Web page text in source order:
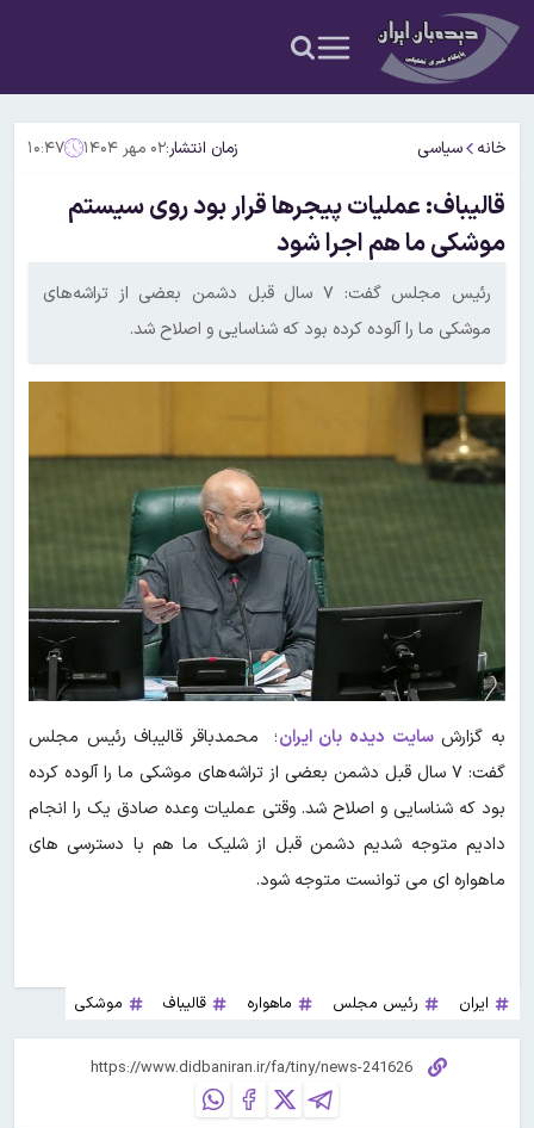
خانه سیاسی زمان انتشار:۰۲ مهر ۱۴۰۴ ۱۰:۴۷
قالیباف: عملیات پیجرها قرار بود روی سیستم
موشکی ما هم اجرا شود
رئیس مجلس گفت: ۷ سال قبل دشمن بعضی از تراشه‌های
موشکی ما را آلوده کرده بود که شناسایی و اصلاح شد.
به گزارشسایت دیده بان ایران؛ محمدباقر قالیباف رئیس مجلس
گفت: ۷ سال قبل دشمن بعضی از تراشه‌های موشکی ما را آلوده کرده
بود که شناسایی و اصلاح شد. وقتی عملیات وعده صادق یک را انجام
دادیم متوجه شدیم دشمن قبل از شلیک ما هم با دسترسی های
ماهواره ای می توانست متوجه شود.
ایران رئیس مجلس ماهواره قالیباف موشکی